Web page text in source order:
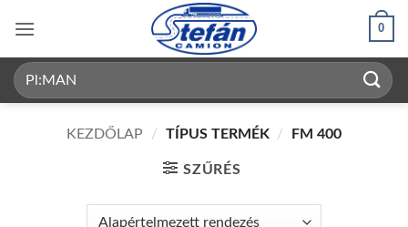
content
0
Keresés
a
KEZDŐLAP / TÍPUS TERMÉK / FM 400
SZŰRÉS